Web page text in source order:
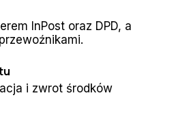
InPost oraz DPD, a
i zwrot środków